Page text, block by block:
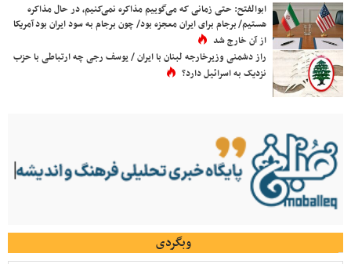
ابوالفتح: حتی زمانی که می‌گوییم مذاکره نمی‌کنیم، در حال مذاکره
هستیم/ برجام برای ایران معجزه بود/ چون برجام به سود ایران بود آمریکا
از آن خارج شد
راز دشمنی وزیرخارجه لبنان با ایران / یوسف رجی چه ارتباطی با حزب
نزدیک به اسرائیل دارد؟
وبگردی